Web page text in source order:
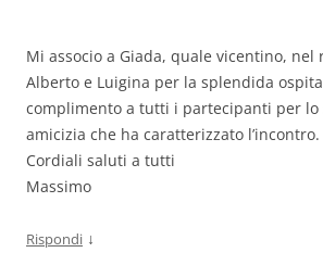
Mi associo a Giada, quale vicentino, nel
Alberto e Luigina per la splendida
complimento a tutti i partecipanti per lo
amicizia che ha caratterizzato l’incontro.
Cordiali saluti a tutti
Massimo
Rispondi ↓